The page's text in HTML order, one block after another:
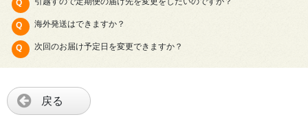
海外発送はできますか？
次回のお届け予定日を変更できますか？
戻る